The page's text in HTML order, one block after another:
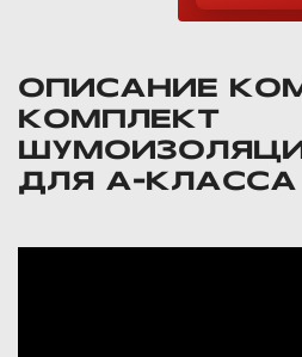
ОПИСАНИЕ
КОМПЛЕКТ
ДЛЯ А-КЛАССА